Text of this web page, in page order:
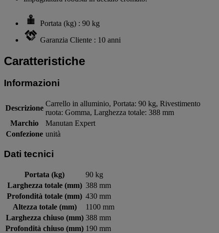
Portata (kg) : 90 kg
Garanzia Cliente : 10 anni
Caratteristiche
Informazioni
Descrizione
Carrello in alluminio, Portata: 90 kg, Rivestimento
ruota: Gomma, Larghezza totale: 388 mm
Marchio
Manutan Expert
Confezione unità
Dati tecnici
Portata (kg)
90 kg
Larghezza totale (mm) 388 mm
Profondità totale (mm) 430 mm
Altezza totale (mm)
1100 mm
Larghezza chiuso (mm) 388 mm
Profondità chiuso (mm) 190 mm